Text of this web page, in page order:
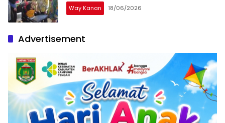
Way Kanan 18/06/2026
Advertisement